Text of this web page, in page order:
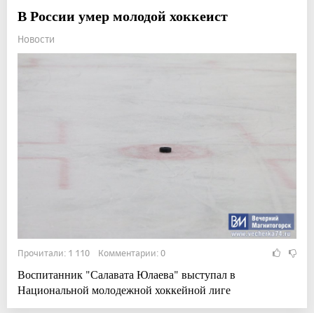
В России умер молодой хоккеист
Новости
Прочитали: 1 110 Комментарии: 0
Воспитанник "Салавата Юлаева" выступал в
Национальной молодежной хоккейной лиге